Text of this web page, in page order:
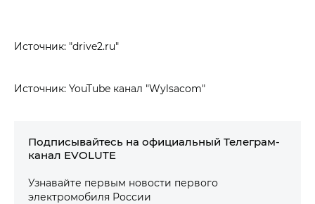
Источник: "drive2.ru"
Источник: YouTube канал "Wylsacom"
Подписывайтесь на официальный Телеграм-
канал EVOLUTE
Узнавайте первым новости первого
электромобиля России